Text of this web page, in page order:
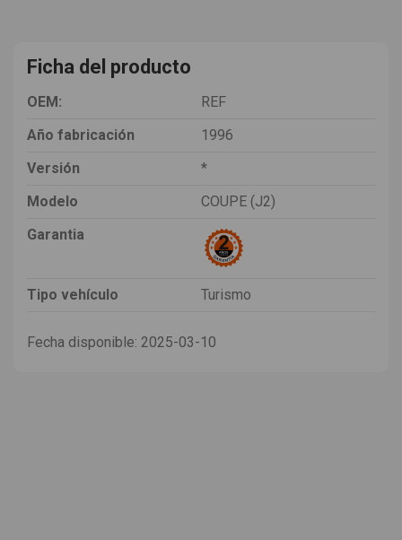
Ficha del producto
OEM:
REF
Año fabricación
1996
Versión
*
Modelo
COUPE (J2)
Garantia
Tipo vehículo Turismo
Fecha disponible: 2025-03-10